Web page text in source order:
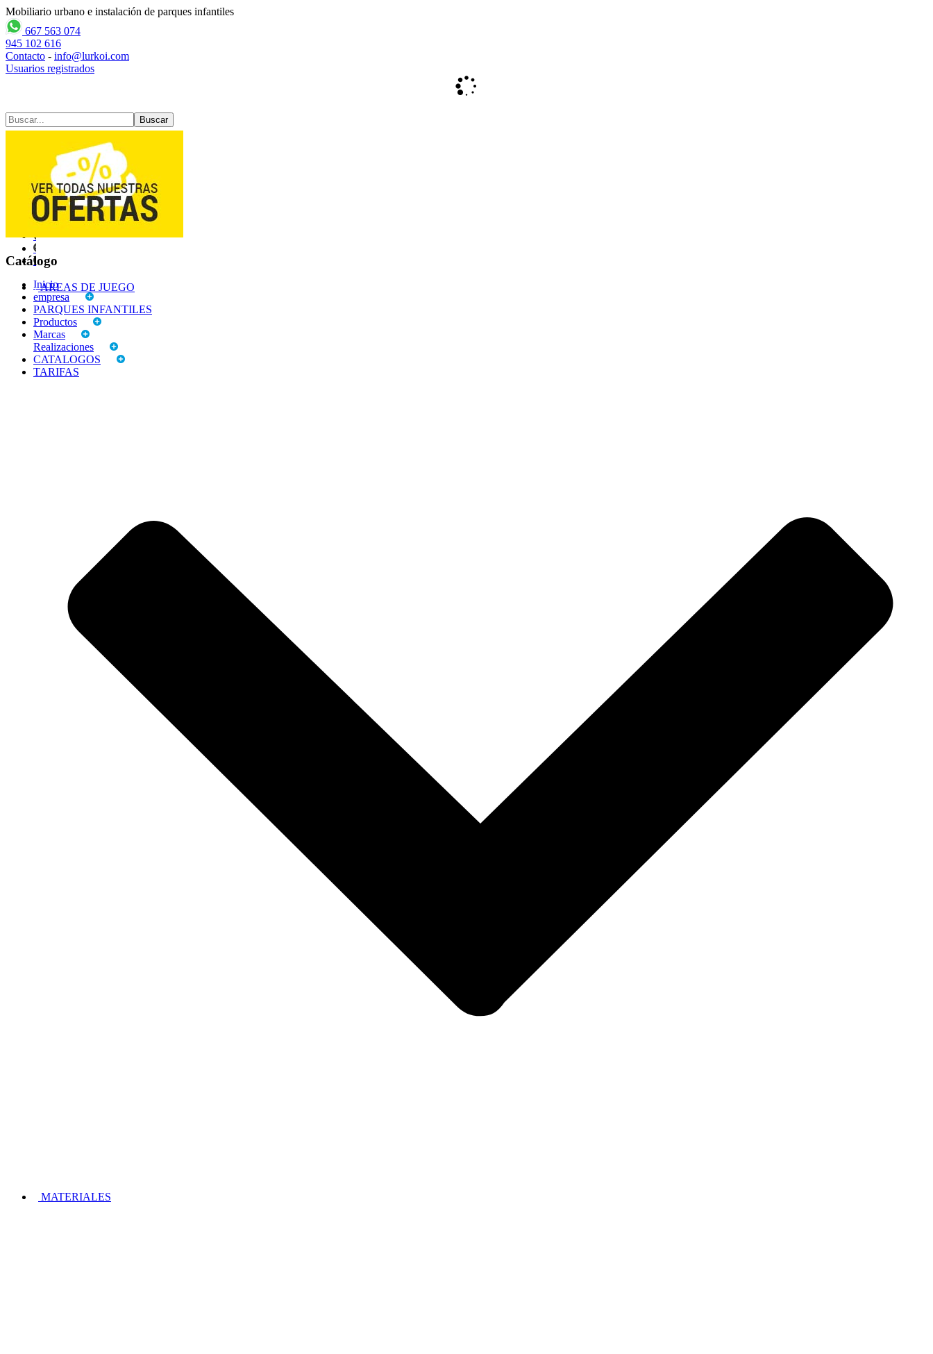
Mobiliario urbano e instalación de parques infantiles
667 563 074
945 102 616
Contacto - info@lurkoi.com
Usuarios registrados
Mapa web
Inicio
empresa
PARQUES INFANTILES
Productos
Marcas
Realizaciones
CATALOGOS
TARIFAS
Catálogo
AREAS DE JUEGO
MATERIALES